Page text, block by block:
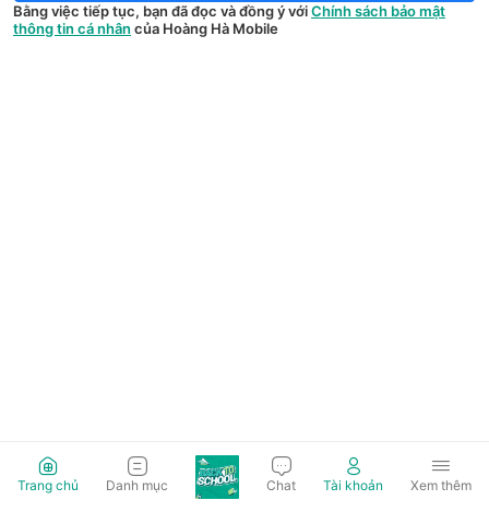
Bằng việc tiếp tục, bạn đã đọc và đồng ý vớiChính sách bảo mật
thông tin cá nhân của Hoàng Hà Mobile
Trang chủ Danh mục Chat Tài khoản Xem thêm